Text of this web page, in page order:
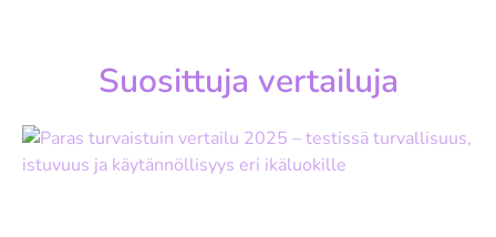
Suosittuja vertailuja